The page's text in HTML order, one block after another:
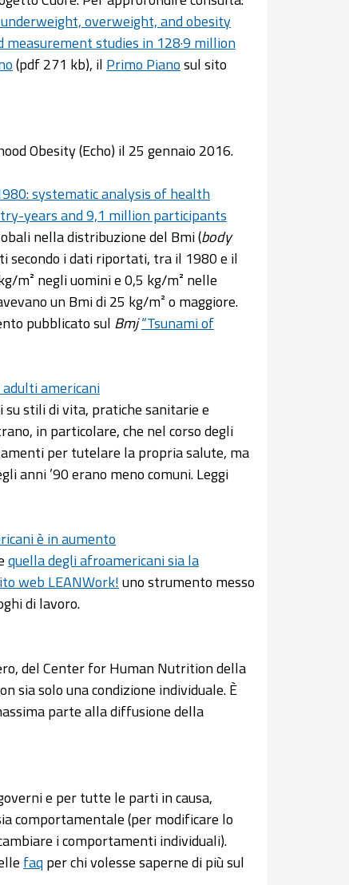
overweight, and obesity
studies in 128·9 million
(pdf 271 kb), il Primo Pianosul sito
Obesity (Echo) il 25 gennaio 2016.
systematic analysis of health
years and 9,1 million participants
nella distribuzione del Bmi (body
secondo i dati riportati, tra il 1980 e il
m² negli uomini e 0,5 kg/m² nelle
un Bmi di 25 kg/m² o maggiore.
pubblicato sul Bmj“Tsunami of
americani
stili di vita, pratiche sanitarie e
in particolare, che nel corso degli
per tutelare la propria salute, ma
anni ’90 erano meno comuni. Leggi
è in aumento
quella degli afroamericani sia la
web LEANWork!uno strumento messo
di lavoro.
del Center for Human Nutrition della
sia solo una condizione individuale. È
parte alla diffusione della
e per tutte le parti in causa,
comportamentale (per modificare lo
i comportamenti individuali).
faqper chi volesse saperne di più sul